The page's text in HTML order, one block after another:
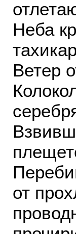
Неба
Ветер
от